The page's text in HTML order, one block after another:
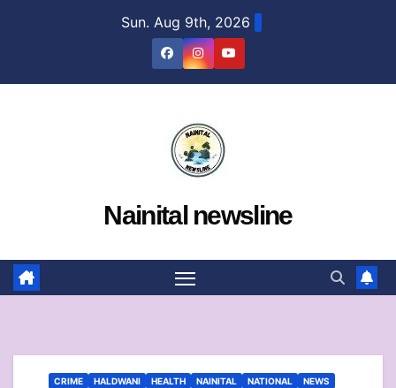
Sun. Aug 9th, 2026
Nainital newsline
CRIME HALDWANI HEALTH NAINITAL NATIONAL
NEWS